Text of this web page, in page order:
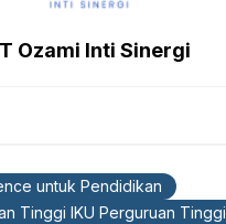
n
m
Ozami Inti Sinergi
untuk Pendidikan
Tinggi IKU Perguruan Tinggi